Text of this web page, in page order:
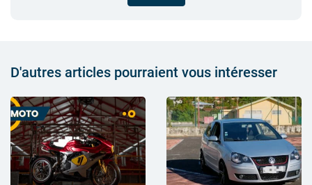
D'autres articles pourraient vous intéresser